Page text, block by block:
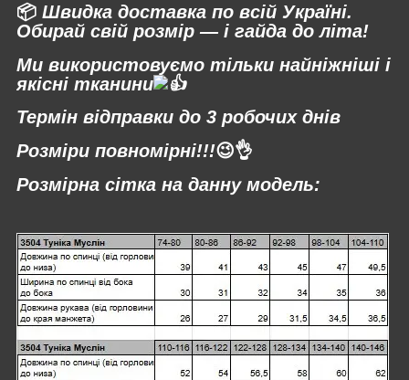
📦 Швидка доставка по всій Україні.
Обирай свій розмір — і гайда до літа!
Ми використовуємо тільки найніжніші і
якісні тканини
Термін відправки до 3 робочих днів
Розміри повномірні!!!😉👌
Розмірна сітка на данну модель: